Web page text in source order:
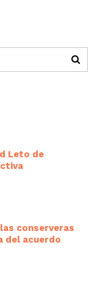
Leto de
conserveras
del acuerdo